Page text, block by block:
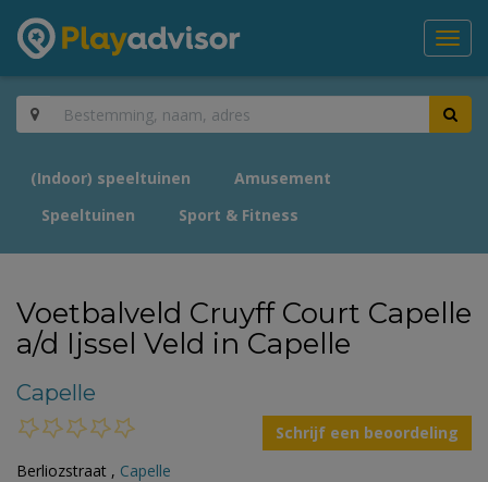
(Indoor) speeltuinen
Amusement
Speeltuinen
Sport & Fitness
Voetbalveld Cruyff Court Capelle
a/d Ijssel Veld in Capelle
Capelle
Schrijf een beoordeling
Berliozstraat , Capelle